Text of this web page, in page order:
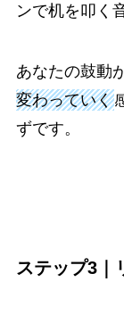
ンで机を叩く
あなたの鼓動が
変わっていく
ずです。
ステップ3｜